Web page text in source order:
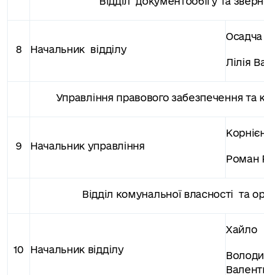
8 Начальник відділу
Осадча
Лілія
Управління правового забезпечення та
9 Начальник управління
Роман
Відділ комунальної власності та
10 Начальник відділу
Хайло